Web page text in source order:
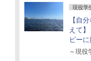
現役学
【自
えて
ピーに
に出
～現役